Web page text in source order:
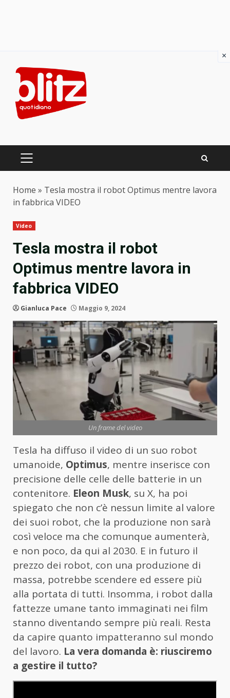
content
PRIMARY
Home » Tesla mostra il robot Optimus mentre lavora
in fabbrica VIDEO
Video
Tesla mostra il robot
Optimus mentre lavora in
fabbrica VIDEO
Gianluca Pace Maggio 9, 2024
Un frame del video
Tesla ha diffuso il video di un suo robot
umanoide, Optimus, mentre inserisce con
precisione delle celle delle batterie in un
contenitore. Eleon Musk, su X, ha poi
spiegato che non c’è nessun limite al valore
dei suoi robot, che la produzione non sarà
così veloce ma che comunque aumenterà,
e non poco, da qui al 2030. E in futuro il
prezzo dei robot, con una produzione di
massa, potrebbe scendere ed essere più
alla portata di tutti. Insomma, i robot dalla
fattezze umane tanto immaginati nei film
stanno diventando sempre più reali. Resta
da capire quanto impatteranno sul mondo
del lavoro. La vera domanda è: riusciremo
a gestire il tutto?
×